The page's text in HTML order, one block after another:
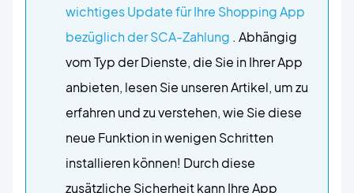
wichtiges Update für Ihre Shopping App
bezüglich der SCA-Zahlung . Abhängig
vom Typ der Dienste, die Sie in Ihrer App
anbieten, lesen Sie unseren Artikel, um zu
erfahren und zu verstehen, wie Sie diese
neue Funktion in wenigen Schritten
installieren können! Durch diese
zusätzliche Sicherheit kann Ihre App